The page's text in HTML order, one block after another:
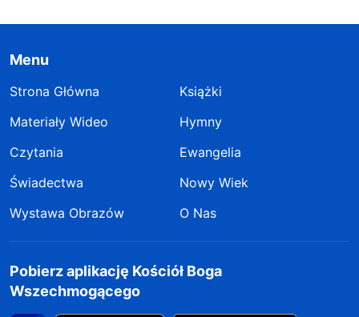
Menu
Strona Główna
Książki
Materiały Wideo
Hymny
Czytania
Ewangelia
Świadectwa
Nowy Wiek
Wystawa Obrazów
O Nas
Pobierz aplikację Kościół Boga
Wszechmogącego